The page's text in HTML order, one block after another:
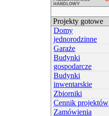
Projekty gotowe
Domy
jednorodzinne
Garaże
Budynki
gospodarcze
Budynki
inwentarskie
Zbiorniki
Cennik projektów
Zamówienia